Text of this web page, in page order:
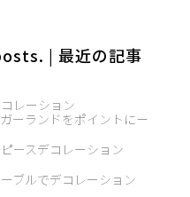
| 最近の記事
レーション
ーランドをポイントに－
ースデコレーション
ブルでデコレーション